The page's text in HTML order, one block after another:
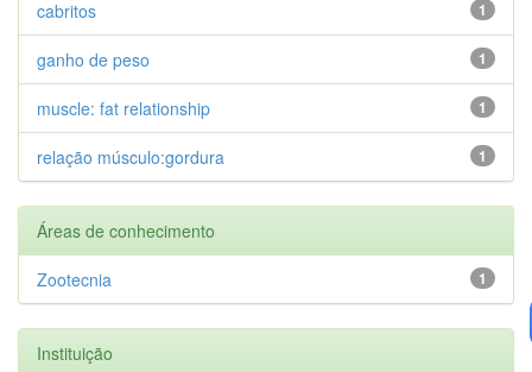
1
cabritos
1
ganho de peso
1
muscle: fat relationship
1
relação músculo:gordura
Áreas de conhecimento
1
Zootecnia
Instituição